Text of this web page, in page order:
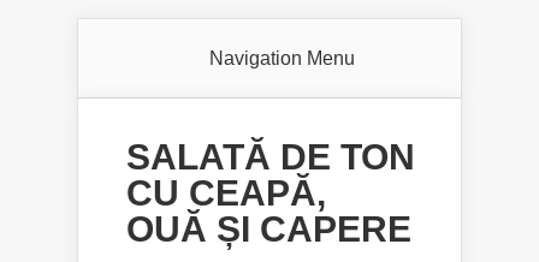
Navigation Menu
SALATĂ DE TON
CU CEAPĂ,
OUĂ ȘI CAPERE